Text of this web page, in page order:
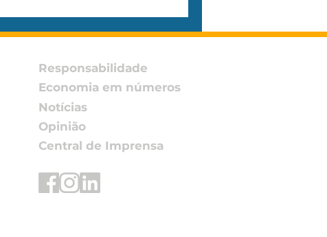
Responsabilidade
Economia em números
Notícias
Opinião
Central de Imprensa